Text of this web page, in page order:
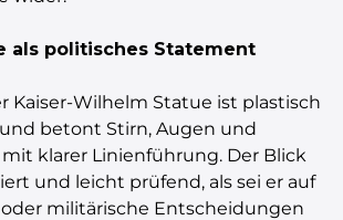
als politisches Statement
Kaiser-Wilhelm Statue ist plastisch
betont Stirn, Augen und
klarer Linienführung. Der Blick
und leicht prüfend, als sei er auf
militärische Entscheidungen